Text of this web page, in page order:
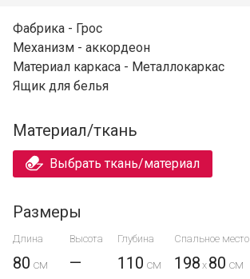
Фабрика - Грос
Механизм - аккордеон
Материал каркаса - Металлокаркас
Ящик для белья
Материал/ткань
Выбрать ткань/материал
Размеры
Длина Высота Глубина Спальное место
80 — 110 198 x 80